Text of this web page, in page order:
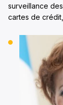
surveillance
cartes de